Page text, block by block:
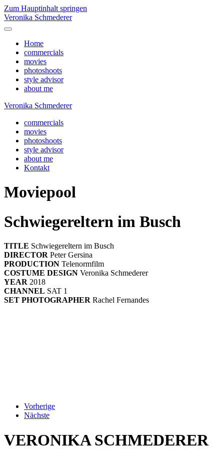
Zum Hauptinhalt springen
Veronika Schmederer
Home
commercials
movies
photoshoots
style advisor
about me
Veronika Schmederer
commercials
movies
photoshoots
style advisor
about me
Kontakt
Moviepool
Schwiegereltern im Busch
TITLE Schwiegereltern im Busch
DIRECTOR Peter Gersina
PRODUCTION Telenormfilm
COSTUME DESIGN Veronika Schmederer
YEAR 2018
CHANNEL SAT 1
SET PHOTOGRAPHER Rachel Fernandes
Vorherige
Nächste
VERONIKA SCHMEDERER